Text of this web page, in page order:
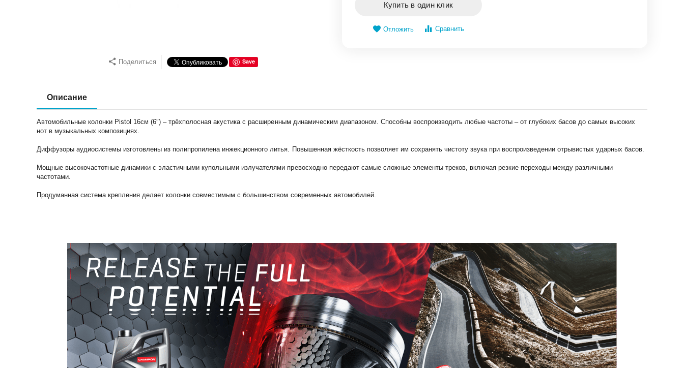
Поделиться Save
Купить в один клик
Отложить Сравнить
Описание
Автомобильные колонки Pistol 16см (6″) – трёхполосная акустика с расширенным динамическим диапазоном. Способны воспроизводить любые частоты – от глубоких басов до самых высоких
нот в музыкальных композициях.
Диффузоры аудиосистемы изготовлены из полипропилена инжекционного литья. Повышенная жёсткость позволяет им сохранять чистоту звука при воспроизведении отрывистых ударных басов.
Мощные высокочастотные динамики с эластичными купольными излучателями превосходно передают самые сложные элементы треков, включая резкие переходы между различными
частотами.
Продуманная система крепления делает колонки совместимым с большинством современных автомобилей.